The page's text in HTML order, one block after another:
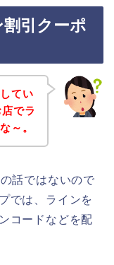
引クーポ
てい
でラ
～。
話ではないので
では、ラインを
コードなどを配